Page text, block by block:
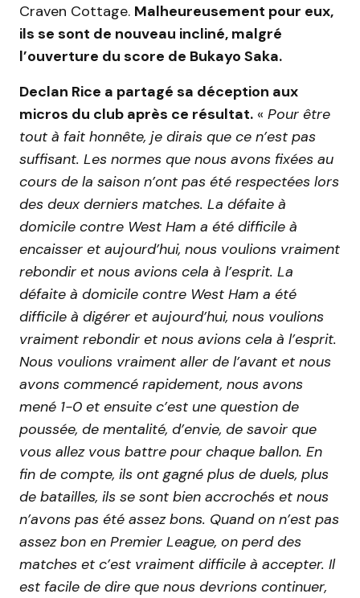
Craven Cottage. Malheureusement pour eux,
ils se sont de nouveau incliné, malgré
l’ouverture du score de Bukayo Saka.
Declan Rice a partagé sa déception aux
micros du club après ce résultat. « Pour être
tout à fait honnête, je dirais que ce n’est pas
suffisant. Les normes que nous avons fixées au
cours de la saison n’ont pas été respectées lors
des deux derniers matches. La défaite à
domicile contre West Ham a été difficile à
encaisser et aujourd’hui, nous voulions vraiment
rebondir et nous avions cela à l’esprit. La
défaite à domicile contre West Ham a été
difficile à digérer et aujourd’hui, nous voulions
vraiment rebondir et nous avions cela à l’esprit.
Nous voulions vraiment aller de l’avant et nous
avons commencé rapidement, nous avons
mené 1-0 et ensuite c’est une question de
poussée, de mentalité, d’envie, de savoir que
vous allez vous battre pour chaque ballon. En
fin de compte, ils ont gagné plus de duels, plus
de batailles, ils se sont bien accrochés et nous
n’avons pas été assez bons. Quand on n’est pas
assez bon en Premier League, on perd des
matches et c’est vraiment difficile à accepter. Il
est facile de dire que nous devrions continuer,